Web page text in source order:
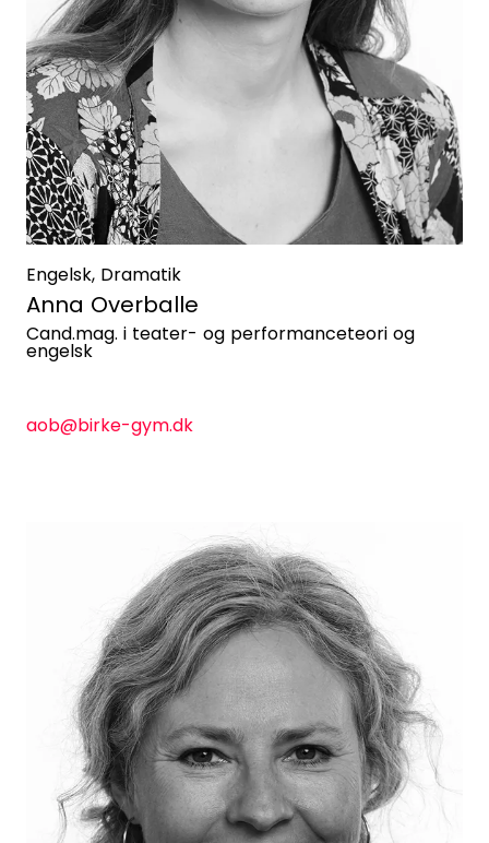
Engelsk, Dramatik
Anna Overballe
Cand.mag. i teater- og performanceteori og
engelsk
aob@birke-gym.dk